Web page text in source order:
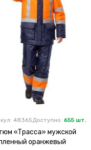
48365Доступно: 655 шт.
«Трасса» мужской
оранжевый